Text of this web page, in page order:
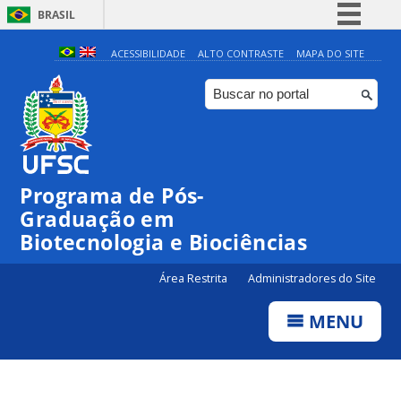
BRASIL
Simplifique!
Comunica BR
Participe
ACESSIBILIDADE ALTO CONTRASTE MAPA DO SITE
Programa de Pós-
Graduação em
Biotecnologia e Biociências
Área Restrita Administradores do Site
MENU